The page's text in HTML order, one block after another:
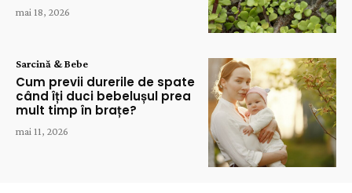
mai 18, 2026
Sarcină & Bebe
Cum previi durerile de spate
când îți duci bebelușul prea
mult timp în brațe?
mai 11, 2026